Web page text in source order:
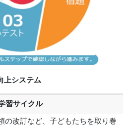
上システム
習サイクル
の改訂など、子どもたちを取り巻